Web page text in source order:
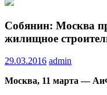
Собянин: Москва
жилищное
29.03.2016 admin
Москва, 11 марта —